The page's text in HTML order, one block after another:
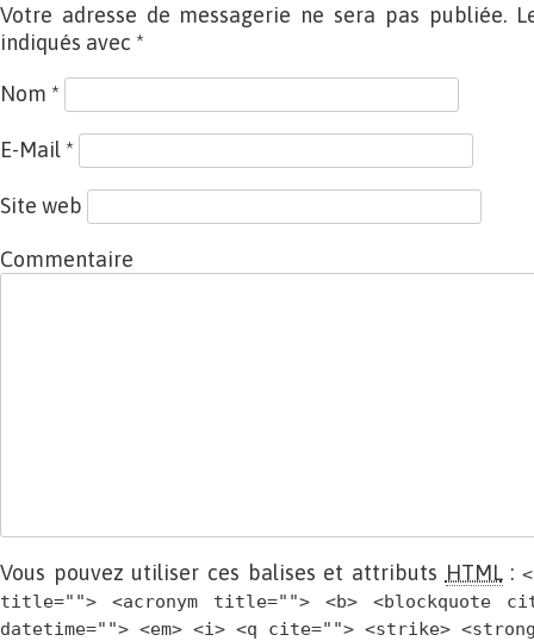
Votre adresse de messagerie ne sera pas publiée.
indiqués avec *
Nom *
E-Mail *
Site web
Commentaire
Vous pouvez utiliser ces balises et attributs HTML:
title=""> <acronym title=""> <b> <blockquote
datetime=""> <em> <i> <q cite=""> <strike>